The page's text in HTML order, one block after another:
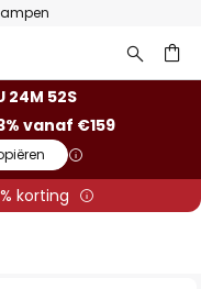
24M 52S
vanaf €159
korting